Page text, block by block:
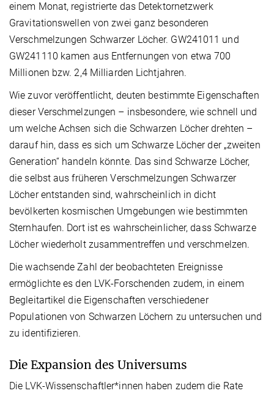
einem Monat, registrierte das Detektornetzwerk
Gravitationswellen von zwei ganz besonderen
Verschmelzungen Schwarzer Löcher. GW241011 und
GW241110 kamen aus Entfernungen von etwa 700
Millionen bzw. 2,4 Milliarden Lichtjahren.
Wie zuvor veröffentlicht, deuten bestimmte Eigenschaften
dieser Verschmelzungen – insbesondere, wie schnell und
um welche Achsen sich die Schwarzen Löcher drehten –
darauf hin, dass es sich um Schwarze Löcher der „zweiten
Generation“ handeln könnte. Das sind Schwarze Löcher,
die selbst aus früheren Verschmelzungen Schwarzer
Löcher entstanden sind, wahrscheinlich in dicht
bevölkerten kosmischen Umgebungen wie bestimmten
Sternhaufen. Dort ist es wahrscheinlicher, dass Schwarze
Löcher wiederholt zusammentreffen und verschmelzen.
Die wachsende Zahl der beobachteten Ereignisse
ermöglichte es den LVK-Forschenden zudem, in einem
Begleitartikel die Eigenschaften verschiedener
Populationen von Schwarzen Löchern zu untersuchen und
zu identifizieren.
Die Expansion des Universums
Die LVK-Wissenschaftler*innen haben zudem die Rate